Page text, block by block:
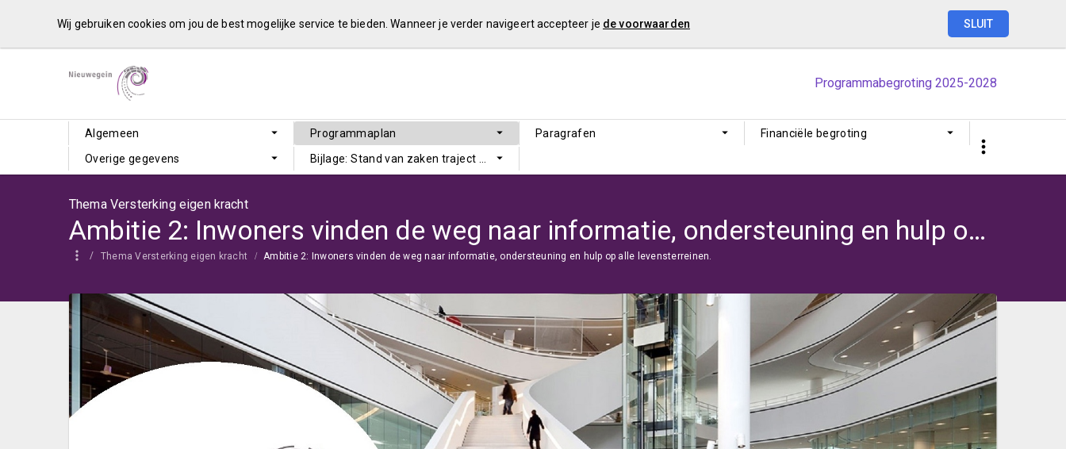
Wij gebruiken cookies om jou de best mogelijke service te bieden. Wanneer je verder navigeert accepteer je de voorwaarden SLUIT
Programmabegroting 2025-2028
Algemeen Programmaplan Paragrafen
Financiële begroting
Overige gegevens
Bijlage: Stand van zaken traject Sluitende Meerjarenbegroting
Thema Versterking eigen kracht
Ambitie 2: Inwoners vinden de weg naar informatie, ondersteuning en hulp op alle levensterreinen.
Thema Versterking eigen kracht Ambitie 2: Inwoners vinden de weg naar informatie, ondersteuning en hulp op alle levensterreinen.